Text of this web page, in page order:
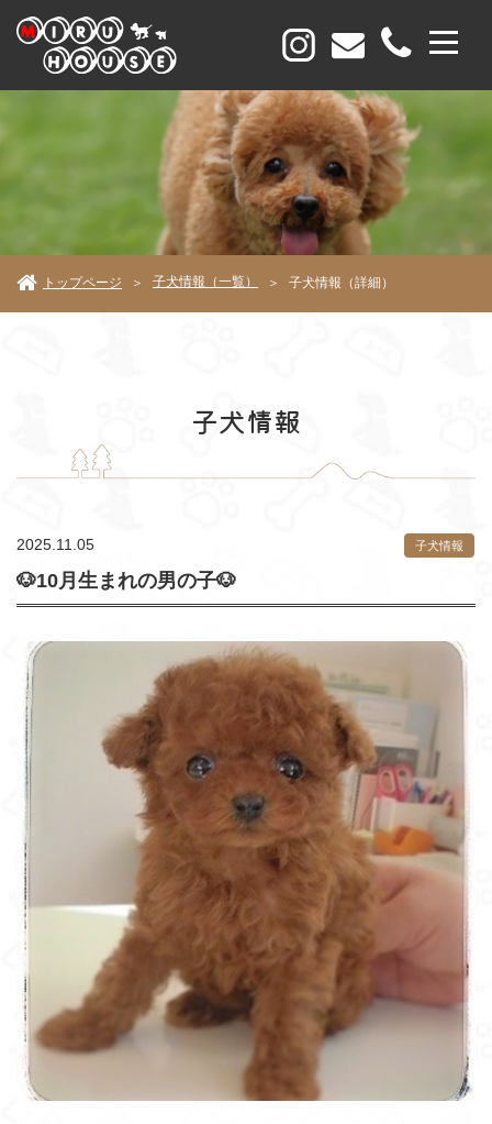
トップページ ＞ 子犬情報（一覧） ＞ 子犬情報（詳細）
子犬情報
2025.11.05 子犬情報
🐶10月生まれの男の子🐶